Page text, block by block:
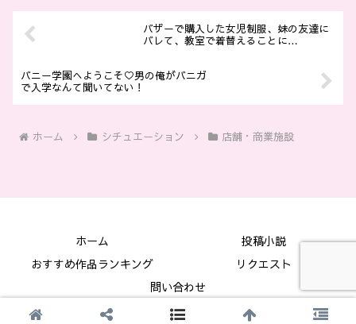
ーリー
バザーで購入した女児制服、妹の友達に
バレて、教室で着替えることに…
バニー学園へようこそ♡男の俺がバニガ
で入学なんて聞いてない！
ホーム シチュエーション 店舗・商業施設
ホーム
投稿小説
おすすめ作品ランキング
リクエスト
問い合わせ
© 2026 Bokuwatashi All Rights Reserved.